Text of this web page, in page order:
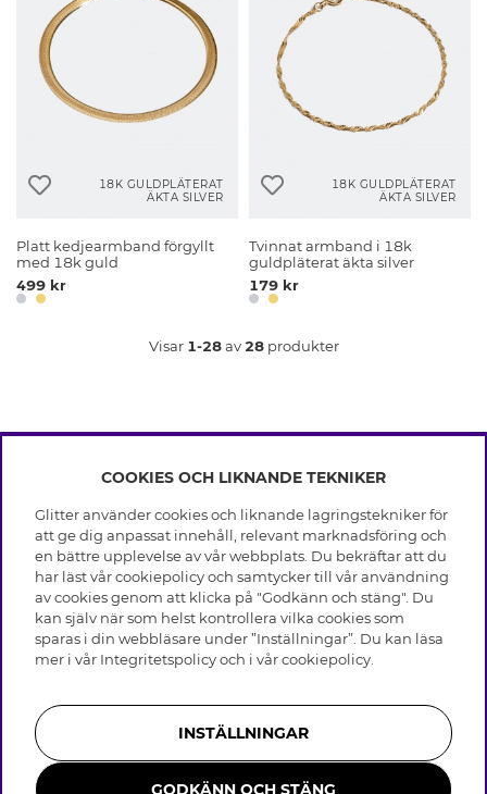
18K GULDPLÄTERAT
ÄKTA SILVER
Platt kedjearmband förgyllt
med 18k guld
499 kr
18K GULDPLÄTERAT
ÄKTA SILVER
Tvinnat armband i 18k
guldpläterat äkta silver
179 kr
Visar 1-28av28produkter
INFO
Leverans
Villkor
Integritetspolicy
Cookies
Medlemsvillkor
Jobba hos Glitter
Återkallelse
OM GLITTER
Black Friday
Våra butiker
Varumärken
Företagshistoria
Visselblåsning
Press & Samarbeten
HJÄLP
Vanliga frågor
Kundservice
Skötselråd skinnhandskar
Storleksguide för ringar
Smycken i rostfritt stål
Bli medlem
COOKIES OCH LIKNANDE TEKNIKER
Glitter använder cookies och liknande lagringstekniker för
att ge dig anpassat innehåll, relevant marknadsföring och
en bättre upplevelse av vår webbplats. Du bekräftar att du
har läst vår cookiepolicy och samtycker till vår användning
av cookies genom att klicka på "Godkänn och stäng". Du
kan själv när som helst kontrollera vilka cookies som
sparas i din webbläsare under ”Inställningar”. Du kan läsa
mer i vår Integritetspolicyoch i vårcookiepolicy
INSTÄLLNINGAR
GODKÄNN OCH STÄNG